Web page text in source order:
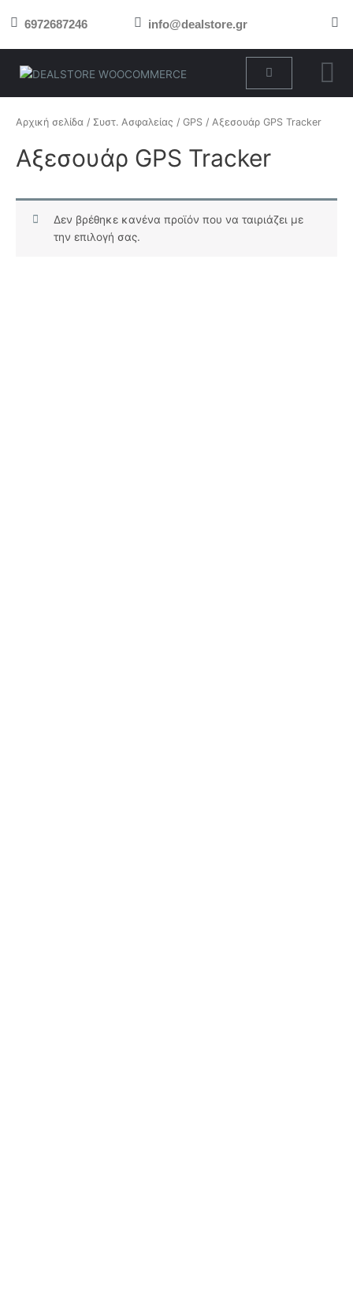
στο 6972687246 info@dealstore.gr
Cart
Αρχική σελίδα / Συστ. Ασφαλείας / GPS / Αξεσουάρ GPS Tracker
Αξεσουάρ GPS Tracker
Δεν βρέθηκε κανένα προϊόν που να ταιριάζει με
την επιλογή σας.